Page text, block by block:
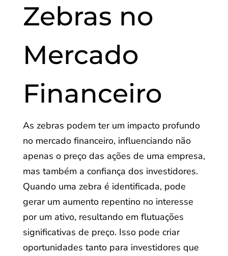
Zebras no
Mercado
Financeiro
As zebras podem ter um impacto profundo
no mercado financeiro, influenciando não
apenas o preço das ações de uma empresa,
mas também a confiança dos investidores.
Quando uma zebra é identificada, pode
gerar um aumento repentino no interesse
por um ativo, resultando em flutuações
significativas de preço. Isso pode criar
oportunidades tanto para investidores que